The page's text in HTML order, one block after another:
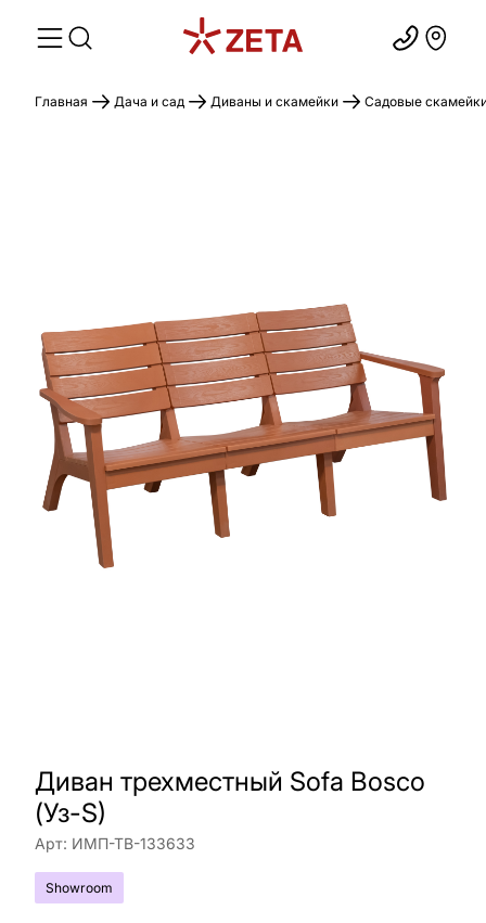
Главная Дача и сад Диваны и скамейки Садовые
Диван трехместный Sofa Bosco
(Уз-S)
Арт: ИМП-ТВ-133633
Showroom